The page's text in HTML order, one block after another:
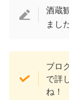
酒蔵
まし
ブロ
で詳
ね！